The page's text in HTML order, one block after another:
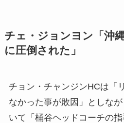
チェ・ジョンヨン「沖
に圧倒された」
チョン・チャンジンHCは「
なかった事が敗因」としな
いて「桶谷ヘッドコーチの